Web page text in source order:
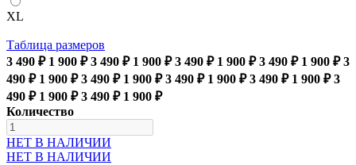
XL
Таблица размеров
3 490 ₽ 1 900 ₽ 3 490 ₽ 1 900 ₽ 3 490 ₽ 1 900 ₽ 3 490 ₽ 1 900 ₽ 3
490 ₽ 1 900 ₽ 3 490 ₽ 1 900 ₽ 3 490 ₽ 1 900 ₽ 3 490 ₽ 1 900 ₽ 3
490 ₽ 1 900 ₽ 3 490 ₽ 1 900 ₽
Количество
НЕТ В НАЛИЧИИ
НЕТ В НАЛИЧИИ